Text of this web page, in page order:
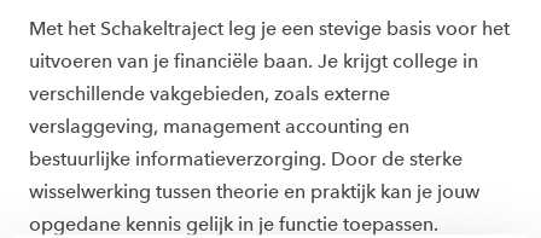
Met het Schakeltraject leg je een stevige basis voor het
uitvoeren van je financiële baan. Je krijgt college in
verschillende vakgebieden, zoals externe
verslaggeving, management accounting en
bestuurlijke informatieverzorging. Door de sterke
wisselwerking tussen theorie en praktijk kan je jouw
opgedane kennis gelijk in je functie toepassen.